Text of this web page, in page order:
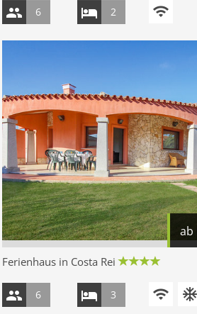
6 2
ab
Ferienhaus in Costa Rei
6 3